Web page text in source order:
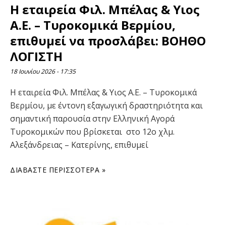
Η εταιρεία Φιλ. Μπέλας & Υιος
Α.Ε. – Τυροκομικά Βερμίου,
επιθυμεί να προσλάβει: ΒΟΗΘΟ
ΛΟΓΙΣΤΗ
18 Ιουνίου 2026 17:35
Η εταιρεία Φιλ. Μπέλας & Υιος Α.Ε. – Τυροκομικά
Βερμίου, με έντονη εξαγωγική δραστηριότητα και
σημαντική παρουσία στην Ελληνική Αγορά
Τυροκομικών που βρίσκεται στο 12ο χλμ.
Αλεξάνδρειας – Κατερίνης, επιθυμεί
ΔΙΑΒΆΣΤΕ ΠΕΡΙΣΣΌΤΕΡΑ »